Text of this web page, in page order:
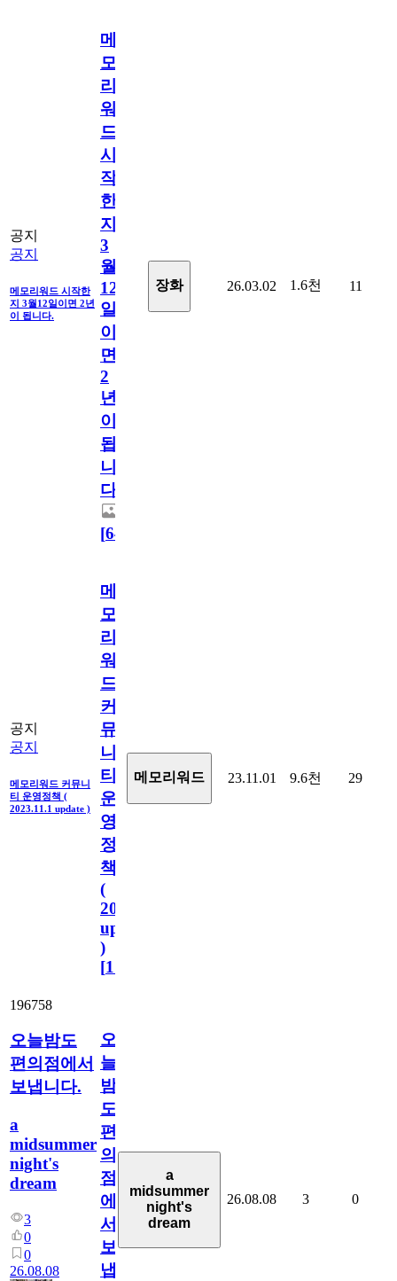
공지
공지
메모리워드 시작한
지 3월12일이면 2년
이 됩니다.
메
모
리
워
드
시
작
한
지
3
월
12
일
이
면
2
년
이
됩
니
다.
[64
장화 26.03.02 1.6천 11
공지
공지
메모리워드 커뮤니
티 운영정책 (
2023.11.1 update )
메
모
리
워
드
커
뮤
니
티
운
영
정
책
(
2023.11.1
update
)
[110
메모리워드 23.11.01 9.6천 29
196758
오늘밤도
편의점에서
보냅니다.
a
midsummer
night's
dream
3
0
0
26.08.08
오
늘
밤
도
편
의
점
에
서
보
냅
a
midsummer
night's
dream
26.08.08 3 0